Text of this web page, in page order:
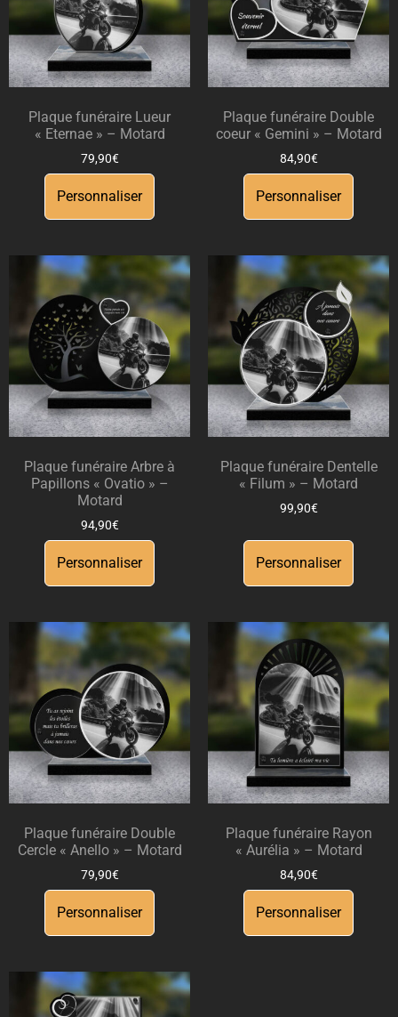
Plaque funéraire Lueur
« Eternae » – Motard
79,90€
Personnaliser
Plaque funéraire Double
coeur « Gemini » – Motard
84,90€
Personnaliser
Plaque funéraire Arbre à
Papillons « Ovatio » –
Motard
94,90€
Personnaliser
Plaque funéraire Dentelle
« Filum » – Motard
99,90€
Personnaliser
Plaque funéraire Double
Cercle « Anello » – Motard
79,90€
Personnaliser
Plaque funéraire Rayon
« Aurélia » – Motard
84,90€
Personnaliser